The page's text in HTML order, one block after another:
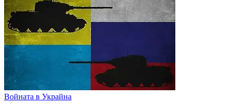
Войната в Украйна